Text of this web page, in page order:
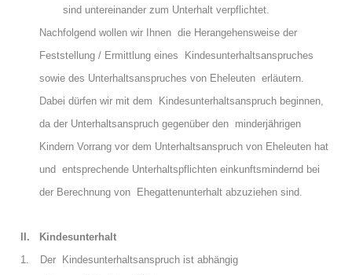
sind untereinander zum Unterhalt verpflichtet.
Nachfolgend wollen wir Ihnen die Herangehensweise der
Feststellung / Ermittlung eines Kindesunterhaltsanspruches
sowie des Unterhaltsanspruches von Eheleuten erläutern.
Dabei dürfen wir mit dem Kindesunterhaltsanspruch beginnen,
da der Unterhaltsanspruch gegenüber den minderjährigen
Kindern Vorrang vor dem Unterhaltsanspruch von Eheleuten hat
und entsprechende Unterhaltspflichten einkunftsmindernd bei
der Berechnung von Ehegattenunterhalt abzuziehen sind.
II.
Kindesunterhalt
1.
Der Kindesunterhaltsanspruch ist abhängig